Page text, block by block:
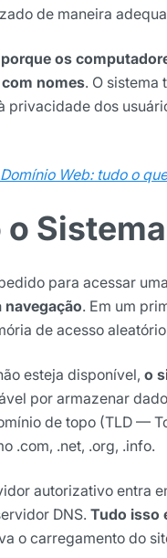
de maneira
porque os
nomes. O sistema
privacidade dos
Web: tudo o
o
para acessar
navegação. Em um
de acesso
esteja disponível, o
por armazenar
de topo (TLD —
.com, .net, .org, .info.
autorizativo entra
DNS. Tudo isso
o carregamento do